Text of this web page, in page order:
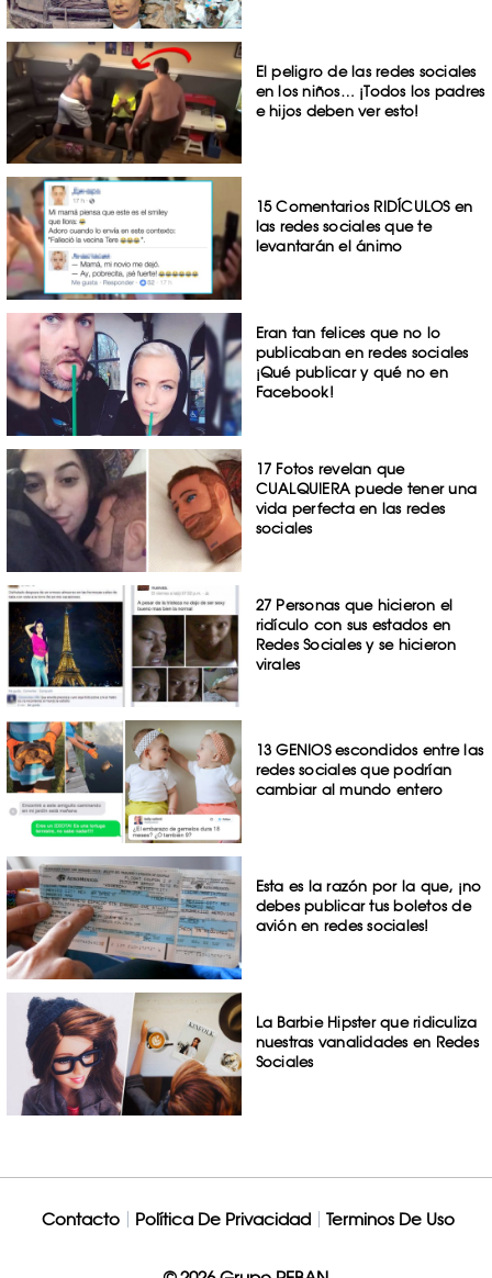
El peligro de las redes sociales
en los niños… ¡Todos los padres
e hijos deben ver esto!
15 Comentarios RIDÍCULOS en
las redes sociales que te
levantarán el ánimo
Eran tan felices que no lo
publicaban en redes sociales
¡Qué publicar y qué no en
Facebook!
17 Fotos revelan que
CUALQUIERA puede tener una
vida perfecta en las redes
sociales
27 Personas que hicieron el
ridículo con sus estados en
Redes Sociales y se hicieron
virales
13 GENIOS escondidos entre las
redes sociales que podrían
cambiar al mundo entero
Esta es la razón por la que, ¡no
debes publicar tus boletos de
avión en redes sociales!
La Barbie Hipster que ridiculiza
nuestras vanalidades en Redes
Sociales
Contacto Política De Privacidad Terminos De Uso